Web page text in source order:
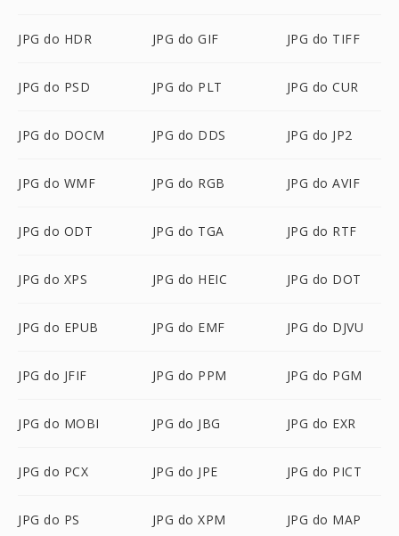
JPG do HDR JPG do GIF JPG do TIFF
JPG do PSD JPG do PLT JPG do CUR
JPG do DOCM JPG do DDS JPG do JP2
JPG do WMF JPG do RGB JPG do AVIF
JPG do ODT JPG do TGA JPG do RTF
JPG do XPS JPG do HEIC JPG do DOT
JPG do EPUB JPG do EMF JPG do DJVU
JPG do JFIF JPG do PPM JPG do PGM
JPG do MOBI JPG do JBG JPG do EXR
JPG do PCX JPG do JPE JPG do PICT
JPG do PS JPG do XPM JPG do MAP